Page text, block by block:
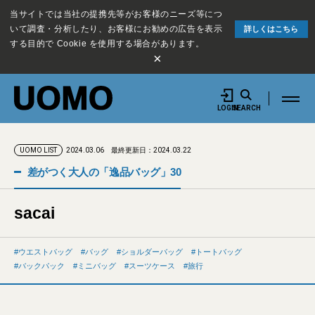
当サイトでは当社の提携先等がお客様のニーズ等につ
いて調査・分析したり、お客様にお勧めの広告を表示
する目的で Cookie を使用する場合があります。
詳しくはこちら
×
LOGINSEARCH
UOMO LIST 2024.03.06 最終更新日：2024.03.22
差がつく大人の「逸品バッグ」30
sacai
ウエストバッグ バッグ ショルダーバッグ
トートバッグ
バックパック
ミニバッグ スーツケース 旅行